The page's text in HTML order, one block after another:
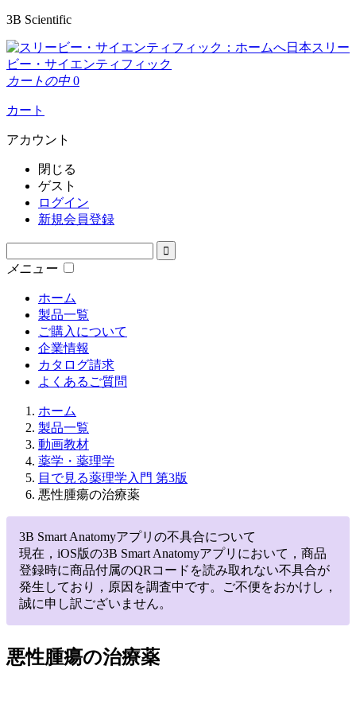
3B Scientific
日本スリー
ビー・サイエンティフィック
カートの中 0
カート
アカウント
閉じる
ゲスト
ログイン
新規会員登録
メニュー
ホーム
製品一覧
ご購入について
企業情報
カタログ請求
よくあるご質問
ホーム
製品一覧
動画教材
薬学・薬理学
目で見る薬理学入門 第3版
悪性腫瘍の治療薬
3B Smart Anatomyアプリの不具合について
現在，iOS版の3B Smart Anatomyアプリにおいて，商品
登録時に商品付属のQRコードを読み取れない不具合が
発生しており，原因を調査中です。ご不便をおかけし，
誠に申し訳ございません。
悪性腫瘍の治療薬